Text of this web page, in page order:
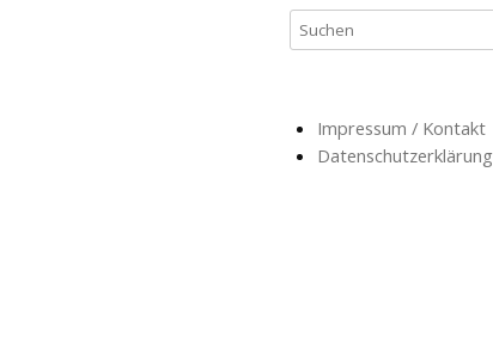
Impressum / Kontakt
Datenschutzerklärung